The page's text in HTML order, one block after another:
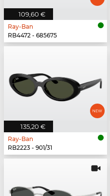
109,60 €
Ray-Ban
RB4472 - 685675
135,20 €
Ray-Ban
RB2223 - 901/31